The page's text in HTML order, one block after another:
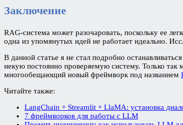
Заключение
RAG-система может разочаровать, поскольку ее
одна из упомянутых идей не работает идеально.
В данной статье я не стал подробно
некую постоянно проверяемую систему. Только
многообещающий новый фреймворк под названием
Читайте также:
LangChain + Streamlit + LlaMA: установка
7 фреймворков для работы с LLM